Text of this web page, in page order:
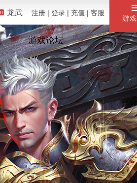
游
龙武 注册 | 登录 | 充值 | 客服
游戏论坛